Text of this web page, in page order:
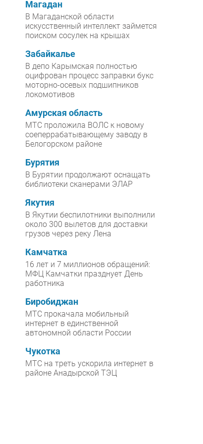
Магадан
В Магаданской области
искусственный интеллект займется
поиском сосулек на крышах
Забайкалье
В депо Карымская полностью
оцифрован процесс заправки букс
моторно-осевых подшипников
локомотивов
Амурская область
МТС проложила ВОЛС к новому
соеперрабатывающему заводу в
Белогорском районе
Бурятия
В Бурятии продолжают оснащать
библиотеки сканерами ЭЛАР
Якутия
В Якутии беспилотники выполнили
около 300 вылетов для доставки
грузов через реку Лена
Камчатка
16 лет и 7 миллионов обращений:
МФЦ Камчатки празднует День
работника
Биробиджан
МТС прокачала мобильный
интернет в единственной
автономной области России
Чукотка
МТС на треть ускорила интернет в
районе Анадырской ТЭЦ